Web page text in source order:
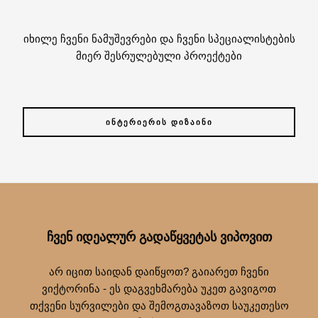
იხილე ჩვენი ნამუშევრები და ჩვენი სპეციალისტების
მიერ შესრულებული პროექტები
ᲘᲜᲢᲔᲠᲘᲔᲠᲘᲡ ᲓᲘᲖᲐᲘᲜᲘ
ᲩᲕᲔᲜ ᲘᲓᲔᲐᲚᲣᲠ ᲒᲐᲓᲐᲬᲧᲕᲔᲢᲐᲡ ᲕᲘᲞᲝᲕᲘᲗ
არ იცით საიდან დაიწყოთ? გაიარეთ ჩვენი
ვიქტორინა - ეს დაგვეხმარება უკეთ გავიგოთ
თქვენი სურვილები და შემოგთავაზოთ საუკეთესო